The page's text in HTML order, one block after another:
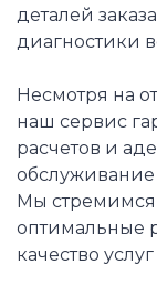
деталей
диагностики
Несмотря на
наш сервис
расчетов и
обслуживание
Мы
оптимальные
качество